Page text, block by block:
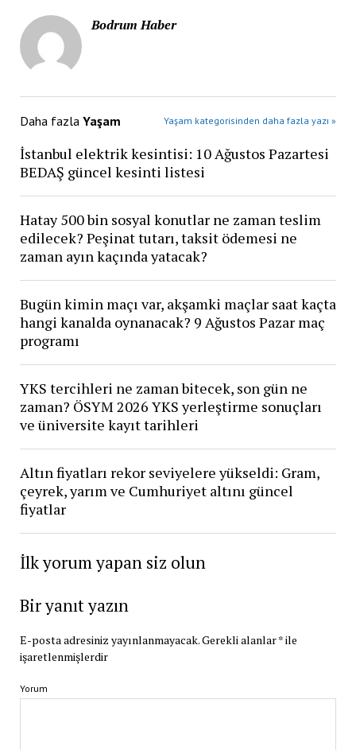
Bodrum Haber
Daha fazla Yaşam Yaşam kategorisinden daha fazla yazı »
İstanbul elektrik kesintisi: 10 Ağustos Pazartesi
BEDAŞ güncel kesinti listesi
Hatay 500 bin sosyal konutlar ne zaman teslim
edilecek? Peşinat tutarı, taksit ödemesi ne
zaman ayın kaçında yatacak?
Bugün kimin maçı var, akşamki maçlar saat kaçta
hangi kanalda oynanacak? 9 Ağustos Pazar maç
programı
YKS tercihleri ne zaman bitecek, son gün ne
zaman? ÖSYM 2026 YKS yerleştirme sonuçları
ve üniversite kayıt tarihleri
Altın fiyatları rekor seviyelere yükseldi: Gram,
çeyrek, yarım ve Cumhuriyet altını güncel
fiyatlar
İlk yorum yapan siz olun
Bir yanıt yazın
E-posta adresiniz yayınlanmayacak.Gerekli alanlar*ile
işaretlenmişlerdir
Yorum